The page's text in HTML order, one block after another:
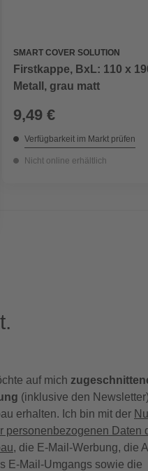
SMART COVER SOLUTION
Firstkappe, BxL: 110 x
Metall, grau matt
9,49 €
Verfügbarkeit im Markt prüfen
Nicht online erhältlich
auf mich
(inklusive den
erhalten. Ich bin mit der
personenbezogenen Daten
, die E-Mail-Werbung, die
E-Mail-Umgangs sowie die